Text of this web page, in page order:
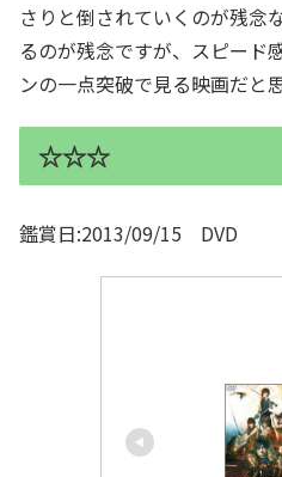
さりと倒されていくのが残念
るのが残念ですが、スピード
ンの一点突破で見る映画だと
☆☆☆
鑑賞日:2013/09/15 DVD